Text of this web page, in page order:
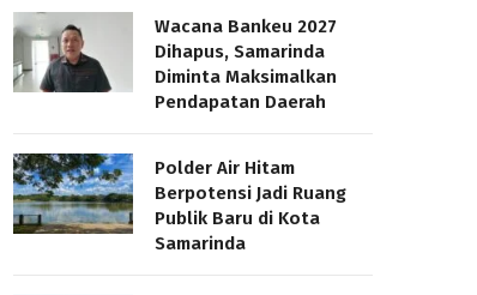
Wacana Bankeu 2027
Dihapus, Samarinda
Diminta Maksimalkan
Pendapatan Daerah
Polder Air Hitam
Berpotensi Jadi Ruang
Publik Baru di Kota
Samarinda